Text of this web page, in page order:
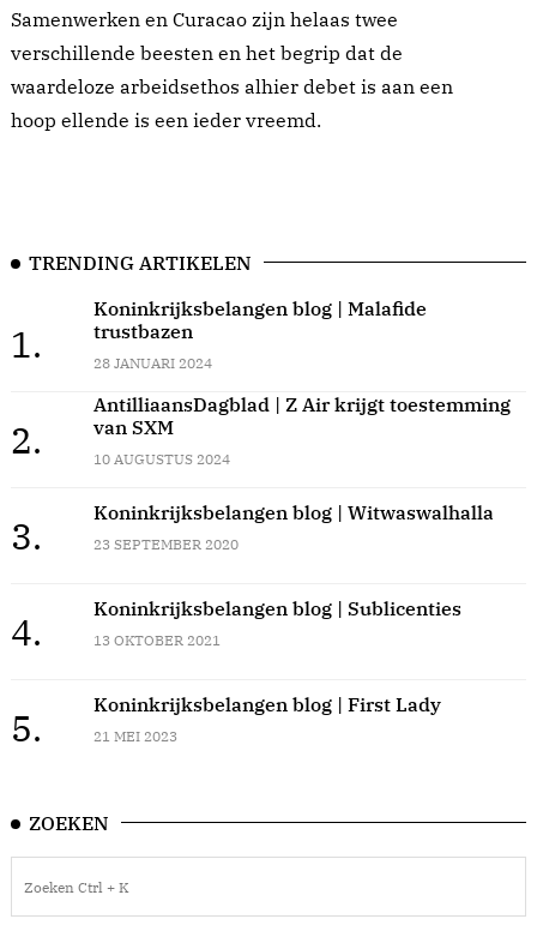
Samenwerken en Curacao zijn helaas twee
verschillende beesten en het begrip dat de
waardeloze arbeidsethos alhier debet is aan een
hoop ellende is een ieder vreemd.
TRENDING ARTIKELEN
1.
Koninkrijksbelangen blog | Malafide
trustbazen
28 JANUARI 2024
2.
AntilliaansDagblad | Z Air krijgt toestemming
van SXM
10 AUGUSTUS 2024
3.
Koninkrijksbelangen blog | Witwaswalhalla
23 SEPTEMBER 2020
4.
Koninkrijksbelangen blog | Sublicenties
13 OKTOBER 2021
5.
Koninkrijksbelangen blog | First Lady
21 MEI 2023
ZOEKEN